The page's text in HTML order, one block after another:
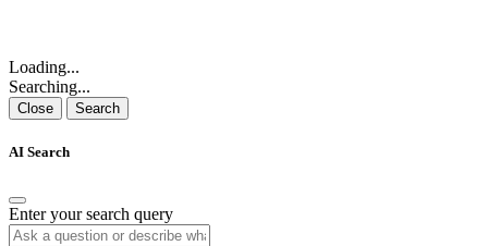
Loading...
Searching...
Close Search
AI Search
Enter your search query